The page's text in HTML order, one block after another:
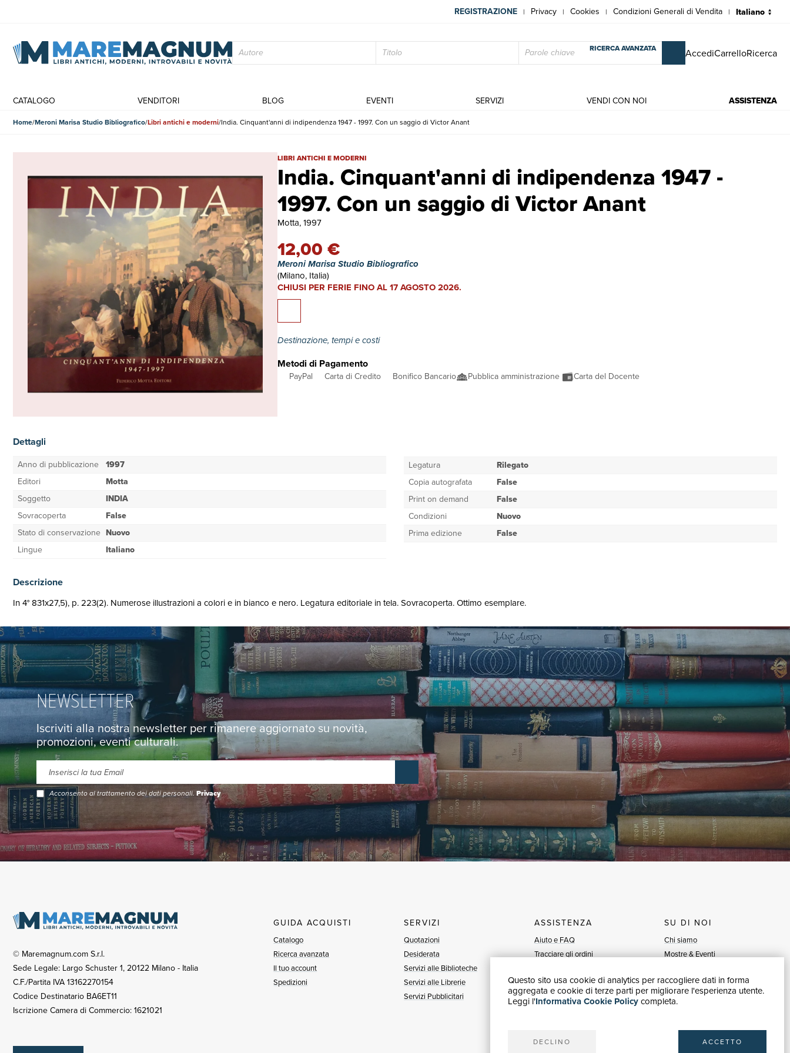
Questo sito usa cookie di analytics per raccogliere dati in forma
aggregata e cookie di terze parti per migliorare l'esperienza utente.
Leggi l'Informativa Cookie Policycompleta.
DECLINO ACCETTO
REGISTRAZIONE | Privacy | Cookies | Condizioni Generali di Vendita |
RICERCA AVANZATA AccediCarrelloRicerca
CATALOGO VENDITORI BLOG EVENTI SERVIZI VENDI CON NOI ASSISTENZA
Home Meroni Marisa Studio Bibliografico Libri antichi e moderni India. Cinquant'anni di indipendenza 1947 - 1997. Con un saggio di Victor Anant
India. Cinquant'anni di indipendenza 1947 -
1997. Con un saggio di Victor Anant
India. Cinquant'anni di indipendenza 1947 - 1997. Con un saggio di Victor Anant | Libri antichi e moderni |
LIBRI ANTICHI E MODERNI
Motta, 1997
12,00 €
Meroni Marisa Studio Bibliografico
(Milano, Italia)
CHIUSI PER FERIE FINO AL 17 AGOSTO 2026.
Destinazione, tempi e costi
Metodi di Pagamento
PayPal Carta di Credito Bonifico Bancario Pubblica amministrazione Carta del Docente
Dettagli
Anno di pubblicazione 1997
Editori
Motta
Soggetto
INDIA
Sovracoperta
False
Stato di conservazione Nuovo
Lingue
Italiano
Legatura
Rilegato
Copia autografata
False
Print on demand
False
Condizioni
Nuovo
Prima edizione
False
Descrizione
In 4° 831x27,5), p. 223(2). Numerose illustrazioni a colori e in bianco e nero. Legatura editoriale in tela. Sovracoperta. Ottimo esemplare.
NEWSLETTER
Iscriviti alla nostra newsletter per rimanere aggiornato su novità,
promozioni, eventi culturali.
Acconsento al trattamento dei dati personali.Privacy
© Maremagnum.com S.r.l.
Sede Legale: Largo Schuster 1, 20122 Milano - Italia
C.F./Partita IVA 13162270154
Codice Destinatario BA6ET11
Iscrizione Camera di Commercio: 1621021
GUIDA ACQUISTI
Catalogo
Ricerca avanzata
Il tuo account
Spedizioni
SERVIZI
Quotazioni
Desiderata
Servizi alle Biblioteche
Servizi alle Librerie
Servizi Pubblicitari
ASSISTENZA
Aiuto e FAQ
Tracciare gli ordini
Fatturazione
Carta del Docente / 18App
SU DI NOI
Chi siamo
Mostre & Eventi
Blog
Vendi con noi